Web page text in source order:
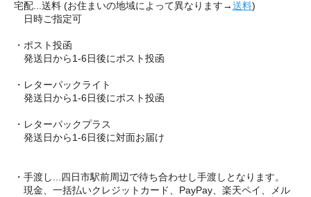
宅配...送料 (お住まいの地域によって異なります→送料)
日時ご指定可
・ポスト投函
発送日から1-6日後にポスト投函
・レターパックライト
発送日から1-6日後にポスト投函
・レターパックプラス
発送日から1-6日後に対面お届け
・手渡し...四日市駅前周辺で待ち合わせし手渡しとなります。
現金、一括払いクレジットカード、PayPay、楽天ペイ、メル